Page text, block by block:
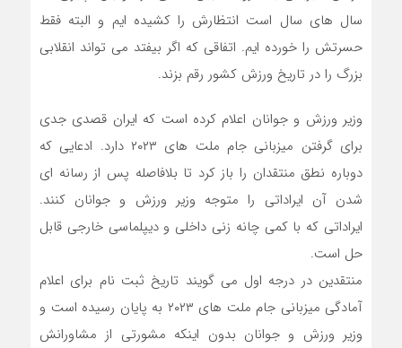
سال های سال است انتظارش را کشیده ایم و البته فقط
حسرتش را خورده ایم. اتفاقی که اگر بیفتد می تواند انقلابی
بزرگ را در تاریخ ورزش کشور رقم بزند.
وزیر ورزش و جوانان اعلام کرده است که ایران قصدی جدی
برای گرفتن میزبانی جام ملت های ۲۰۲۳ دارد. ادعایی که
دوباره نطق منتقدان را باز کرد تا بلافاصله پس از رسانه ای
شدن آن ایراداتی را متوجه وزیر ورزش و جوانان کنند.
ایراداتی که با کمی چانه زنی داخلی و دیپلماسی خارجی قابل
حل است.
منتقدین در درجه اول می گویند تاریخ ثبت نام برای اعلام
آمادگی میزبانی جام ملت های ۲۰۲۳ به پایان رسیده است و
وزیر ورزش و جوانان بدون اینکه مشورتی از مشاورانش